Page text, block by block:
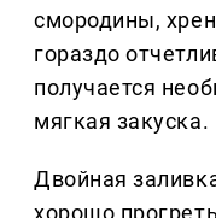
смородины,
гораздо
получается
мягкая закуска.
Двойная
хорошо